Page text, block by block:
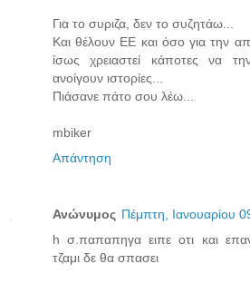
Για το συριζα, δεν το συζητάω...
Και θέλουν ΕΕ και όσο για την
ίσως χρειαστεί κάποτες να
ανοίγουν ιστορίες...
Πιάσανε πάτο σου λέω...
mbiker
Απάντηση
Ανώνυμος Πέμπτη, Ιανουαρίου
h σ.παπαπηγα ειπε οτι και
τζαμι δε θα σπασει